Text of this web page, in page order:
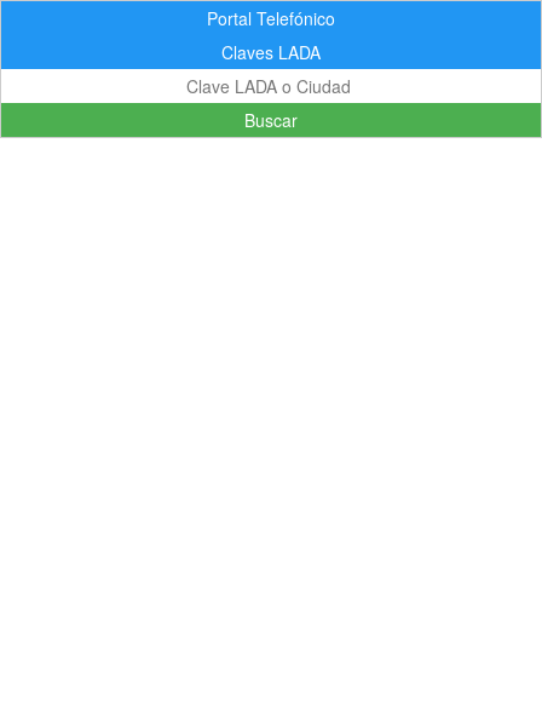
Portal Telefónico
Claves LADA
Buscar